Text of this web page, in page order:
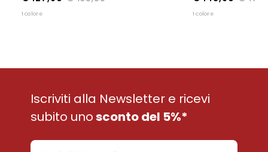
1 colore 1 colore
Iscriviti alla Newsletter e ricevi
subito unosconto del 5%*